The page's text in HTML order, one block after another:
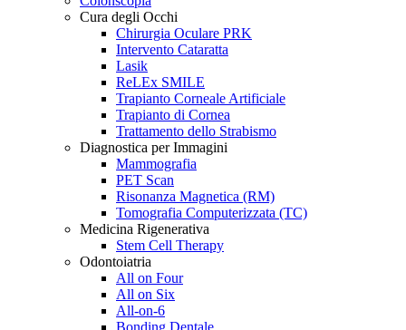
Cura degli Occhi
Chirurgia Oculare PRK
Intervento Cataratta
Lasik
ReLEx SMILE
Trapianto Corneale Artificiale
Trapianto di Cornea
Trattamento dello Strabismo
Diagnostica per Immagini
Mammografia
PET Scan
Risonanza Magnetica (RM)
Tomografia Computerizzata (TC)
Medicina Rigenerativa
Stem Cell Therapy
Odontoiatria
All on Four
All on Six
All-on-6
Bonding Dentale